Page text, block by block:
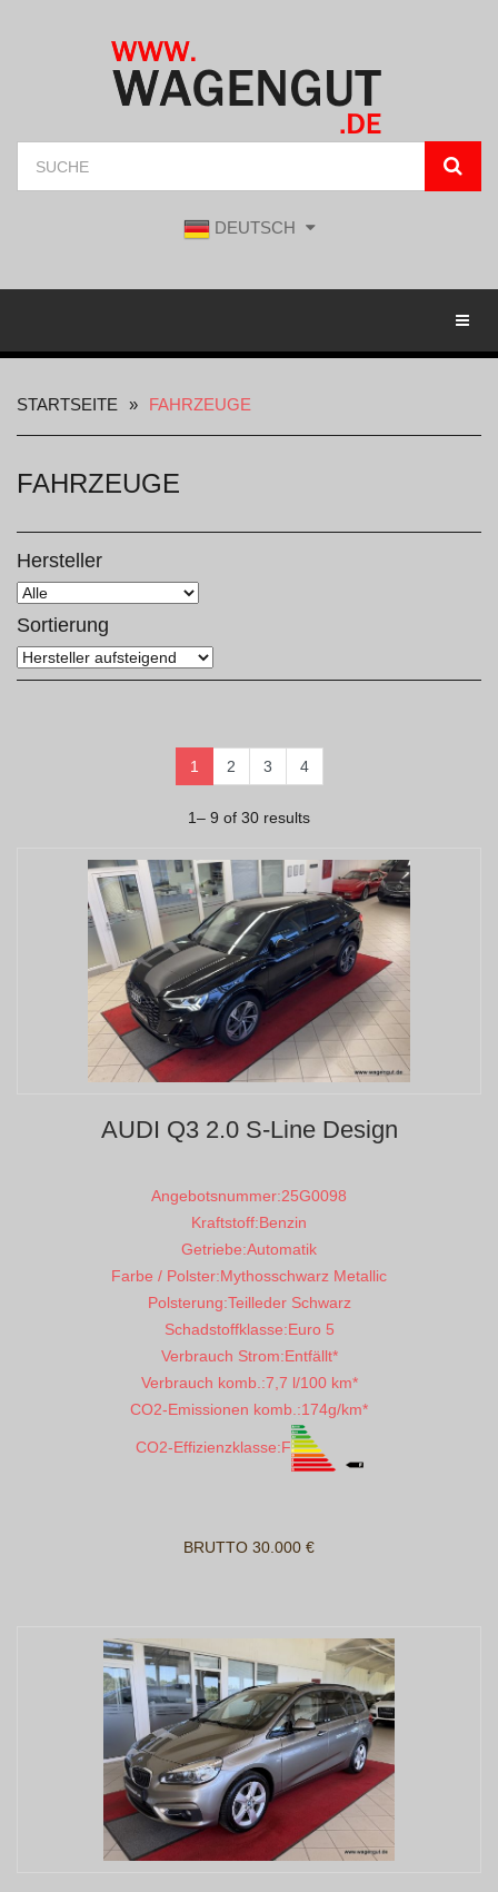
DEUTSCH
STARTSEITE FAHRZEUGE
FAHRZEUGE
Hersteller
Sortierung
1 2 3 4
1– 9 of 30 results
AUDI Q3 2.0 S-Line Design
Angebotsnummer:25G0098
Kraftstoff:Benzin
Getriebe:Automatik
Farbe / Polster:Mythosschwarz Metallic
Polsterung:Teilleder Schwarz
Schadstoffklasse:Euro 5
Verbrauch Strom:Entfällt*
Verbrauch komb.:7,7 l/100 km*
CO2-Emissionen komb.:174g/km*
CO2-Effizienzklasse:F
BRUTTO 30.000 €